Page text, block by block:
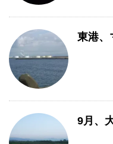
東港、
9月、